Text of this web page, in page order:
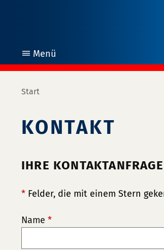
Menü
öffnen
Start
KONTAKT
IHRE
* Felder, die mit einem Stern
Name *